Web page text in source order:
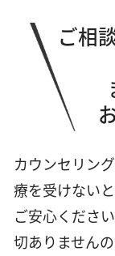
ご相
カウンセリン
療を受けない
ご安心くださ
切ありません